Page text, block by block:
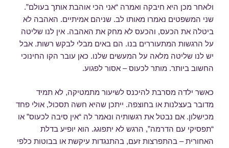
ולאחר מכן היא חיבקה ואמרה “אני הכי אוהבת אותך בעולם”.
שני המשפטים נאמרו מאותו לב. שניהם אמיתיים. האהבה לא
ביטלה את הכעס, והכעס לא מחק את האהבה. אין לנו שליטה
על הרגשות המתעוררים בנו. הם באים מבלי לבקש רשות. אבל
יש לנו שליטה מלאה על המעשים שלנו. כאן עובר הקו החינוכי
החשוב ביותר. מותר לכעוס – אסור לפגוע.
כאשר ילדה מסרבת להיכנס לשיעור מתמטיקה, לא תמיד
מדובר בעצלנות או בחוצפה. ייתכן שהיא חשה תסכול, אולי פחד
מכישלון. אם נבטל את רגשותיה ונאמר לה “אין סיבה לכעוס” או
“תפסיקי עם הדרמה”, הרגש לא יתפוגג. הוא יופיע בדלת
האחורית – בהתפרצות זעם, בהתנגדות עיקשת או בבוטות כלפי